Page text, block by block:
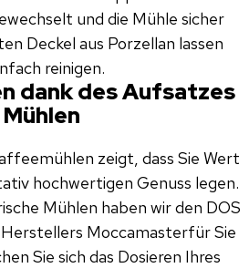
und die Mühle sicher
Deckel aus Porzellan lassen
reinigen.
dank des Aufsatzes
zeigt, dass Sie Wert
hochwertigen Genuss legen.
Mühlen haben wir den DOS
Moccamasterfür Sie
Sie sich das Dosieren Ihres